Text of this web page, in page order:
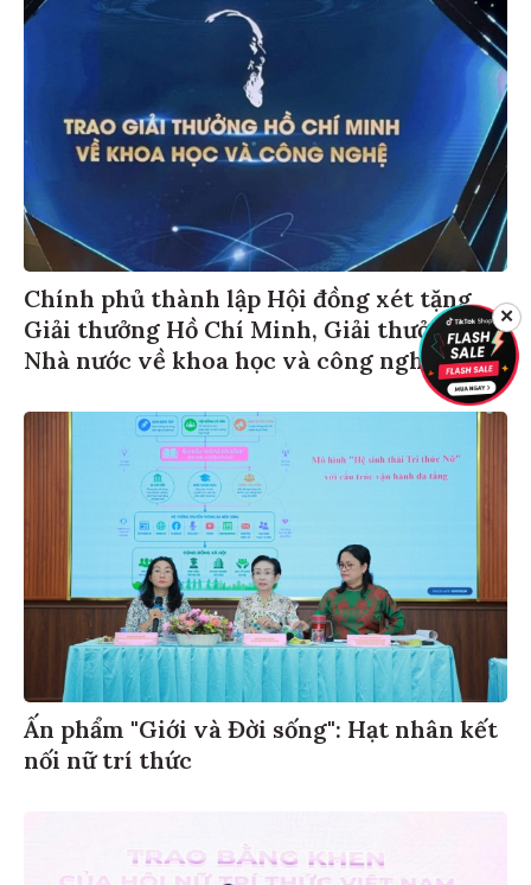
Chính phủ thành lập Hội đồng xét tặng
Giải thưởng Hồ Chí Minh, Giải thưởng
Nhà nước về khoa học và công nghệ
Ấn phẩm "Giới và Đời sống": Hạt nhân kết
nối nữ trí thức
✕